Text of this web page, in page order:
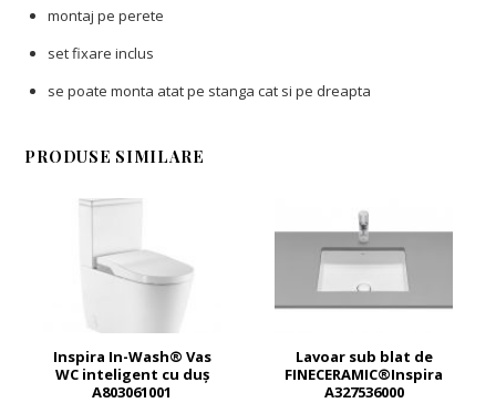
montaj pe perete
set fixare inclus
se poate monta atat pe stanga cat si pe dreapta
PRODUSE SIMILARE
Inspira In-Wash® Vas
WC inteligent cu duș
A803061001
Lavoar sub blat de
FINECERAMIC®Inspira
A327536000